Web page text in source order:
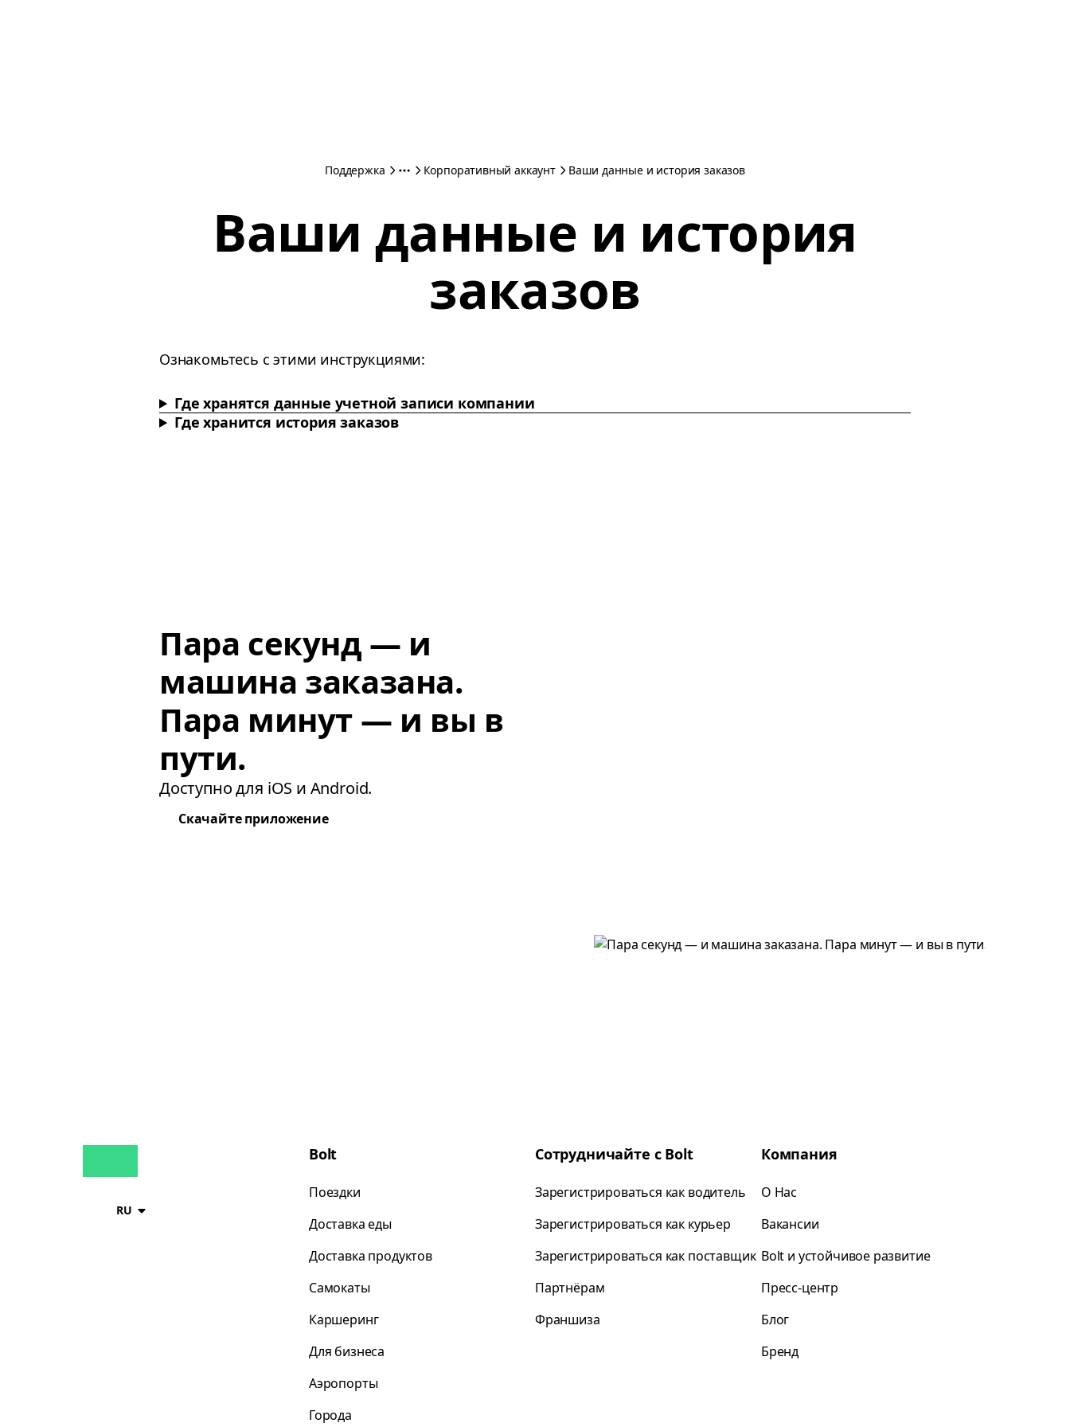
Поддержка Корпоративный аккаунт Ваши данные и история заказов
Ваши данные и история
заказов
Oзнакомьтесь с этими инструкциями:
Где хранятся данные учетной записи компании
Где хранится история заказов
Пара секунд — и
машина заказана.
Пара минут — и вы в
пути.
Доступно для iOS и Android.
Скачайте приложение
RU
Bolt
Поездки
Доставка еды
Доставка продуктов
Самокаты
Каршеринг
Для бизнеса
Аэропорты
Города
Сотрудничайте с Bolt
Зарегистрироваться как водитель
Зарегистрироваться как курьер
Зарегистрироваться как поставщик
Партнёрам
Франшиза
Компания
О Нас
Вакансии
Bolt и устойчивое развитие
Пресс-центр
Блог
Бренд